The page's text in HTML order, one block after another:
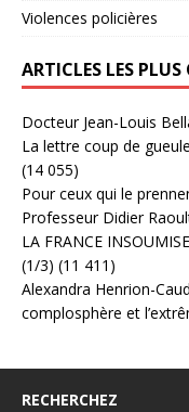
Violences policières
ARTICLES LES
Docteur Jean-Louis
La lettre coup de
(14 055)
Pour ceux qui le
Professeur Didier
LA FRANCE
(1/3) (11 411)
Alexandra Henrion-
complosphère et
RECHERCHEZ